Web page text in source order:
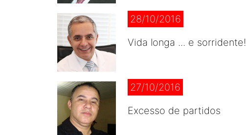
28/10/2016
Vida longa ... e sorridente!
27/10/2016
Excesso de partidos